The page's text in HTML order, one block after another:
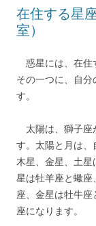
在住する星
室）
惑星には、在住
その一つに、自
す。
太陽は、獅子座
す。太陽と月は、
木星、金星、土
星は牡羊座と蠍
座、金星は牡牛
座になります。